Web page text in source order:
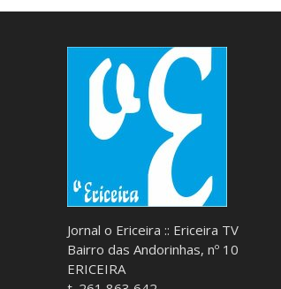
Jornal o Ericeira :: Ericeira TV
Bairro das Andorinhas, nº 10
ERICEIRA